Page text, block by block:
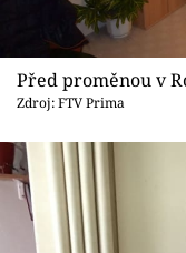
Před proměnou v
Zdroj: FTV Prima